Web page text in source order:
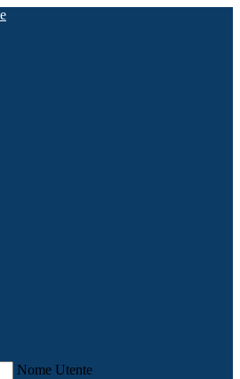
Nome Utente